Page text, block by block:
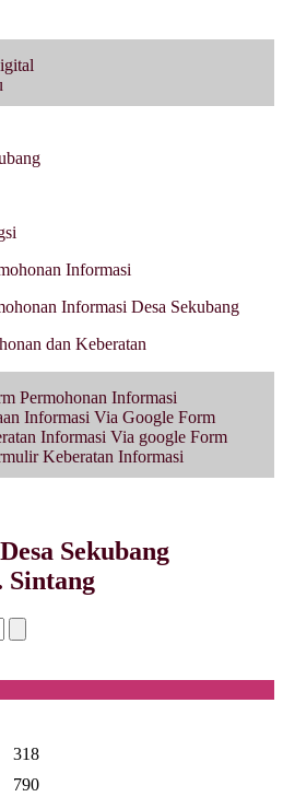
Informasi
Informasi Desa Sekubang
dan Keberatan
Permohonan Informasi
Informasi Via Google Form
Informasi Via google Form
Keberatan Informasi
Sekubang
Sintang
318
790